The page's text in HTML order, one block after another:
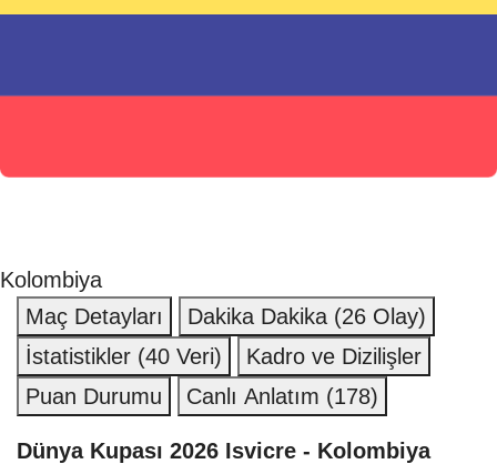
Kolombiya
Maç Detayları
Dakika Dakika (26 Olay)
İstatistikler (40 Veri)
Kadro ve Dizilişler
Puan Durumu
Canlı Anlatım (178)
Dünya Kupası 2026 Isvicre - Kolombiya